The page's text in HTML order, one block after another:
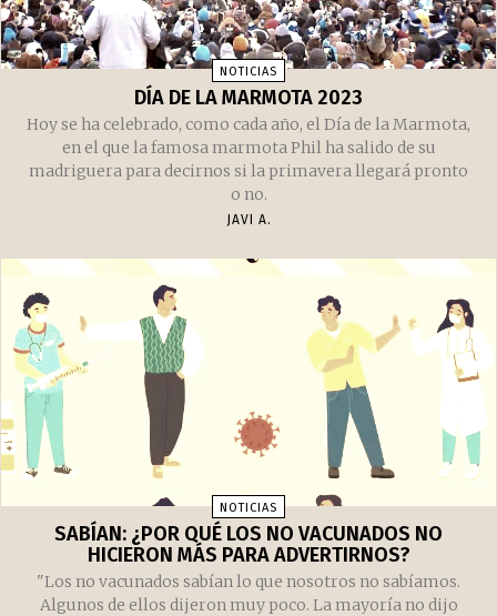
NOTICIAS
DÍA DE LA MARMOTA 2023
Hoy se ha celebrado, como cada año, el Día de la Marmota,
en el que la famosa marmota Phil ha salido de su
madriguera para decirnos si la primavera llegará pronto
o no.
JAVI A.
NOTICIAS
SABÍAN: ¿POR QUÉ LOS NO VACUNADOS NO
HICIERON MÁS PARA ADVERTIRNOS?
"Los no vacunados sabían lo que nosotros no sabíamos.
Algunos de ellos dijeron muy poco. La mayoría no dijo